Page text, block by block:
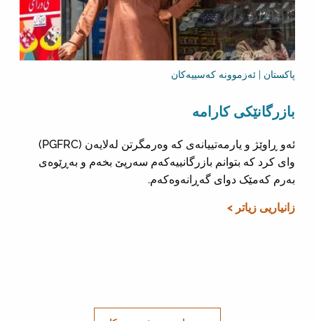
پاکستان | ئەزموونە کەسییەکان
بازرگانێکی کارامە
ئەو ڕاوێژ و یارمەتییانەی کە وەرمگرتن لەلایەن (PGFRC)
وای کرد کە بتوانم بازرگانییەکەم سەرپێ بخەم و بەڕێوەی
بەرم کەمێک دوای گەڕانەوەکەم.
زانیاریی زیاتر >